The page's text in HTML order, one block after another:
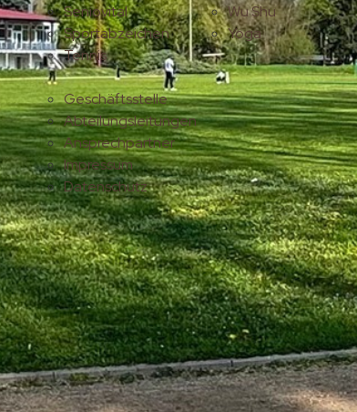
Seniovital
Sportabzeichen
Tennis
Wu Shu
Yoga
Geschäftsstelle
Abteilungsleitungen
Ansprechpartner
Impressum
Datenschutz